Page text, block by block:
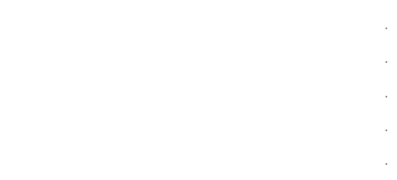
.
.
.
.
.